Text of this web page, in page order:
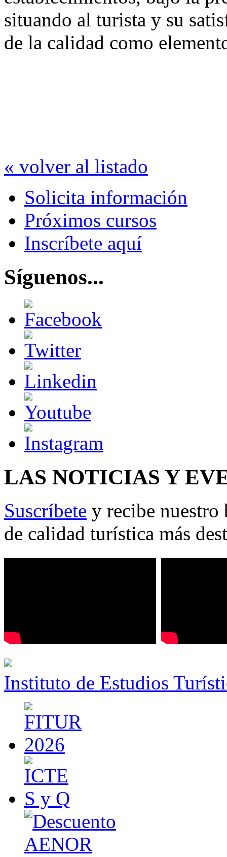
situando al turista y su
de la calidad como
« volver al listado
Solicita información
Próximos cursos
Inscríbete aquí
Síguenos...
LAS NOTICIAS Y
Suscríbete y recibe nuestro
de calidad turística más
Instituto de Estudios